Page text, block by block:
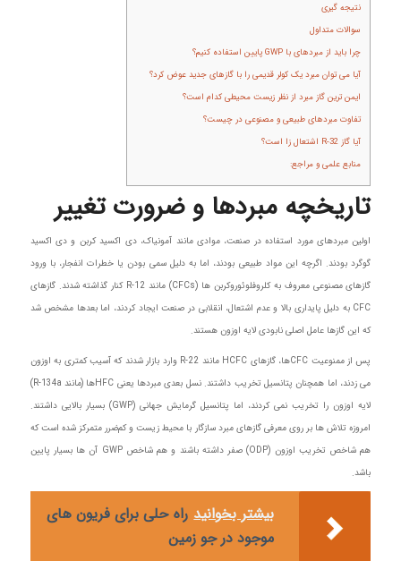
نتیجه گیری
سوالات متداول
چرا باید از مبردهای با GWP پایین استفاده کنیم؟
آیا می توان مبرد یک کولر قدیمی را با گازهای جدید عوض کرد؟
ایمن ترین گاز مبرد از نظر زیست محیطی کدام است؟
تفاوت مبردهای طبیعی و مصنوعی در چیست؟
آیا گاز R-32 اشتعال زا است؟
منابع علمی و مراجع:
تاریخچه مبردها و ضرورت تغییر
اولین مبردهای مورد استفاده در صنعت، موادی مانند آمونیاک، دی اکسید کربن و دی اکسید
گوگرد بودند. اگرچه این مواد طبیعی بودند، اما به دلیل سمی بودن یا خطرات انفجار، با ورود
گازهای مصنوعی معروف به کلروفلوئوروکربن ها (CFCs) مانند R-12 کنار گذاشته شدند. گازهای
CFC به دلیل پایداری بالا و عدم اشتعال، انقلابی در صنعت ایجاد کردند، اما بعدها مشخص شد
که این گازها عامل اصلی نابودی لایه اوزون هستند.
پس از ممنوعیت CFCها، گازهای HCFC مانند R-22 وارد بازار شدند که آسیب کمتری به اوزون
می زدند، اما همچنان پتانسیل تخریب داشتند. نسل بعدی مبردها یعنی HFCها (مانند R-134a)
لایه اوزون را تخریب نمی کردند، اما پتانسیل گرمایش جهانی (GWP) بسیار بالایی داشتند.
امروزه تلاش ها بر روی معرفی گازهای مبرد سازگار با محیط زیست و کم‌ضرر متمرکز شده است که
هم شاخص تخریب اوزون (ODP) صفر داشته باشند و هم شاخص GWP آن ها بسیار پایین
باشد.
بیشتر بخوانید راه حلی برای فریون های
موجود در جو زمین